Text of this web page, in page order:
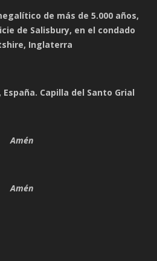
de más de 5.000 años,
de Salisbury, en el condado
Inglaterra
Capilla del Santo Grial
Amén
Amén